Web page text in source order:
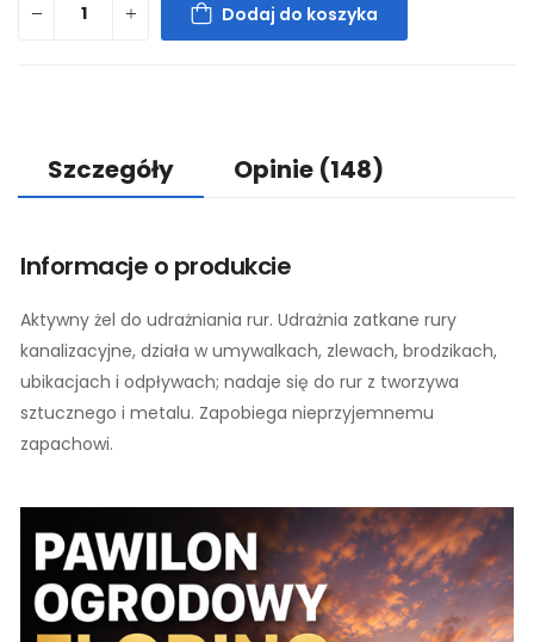
Dodaj do koszyka
Szczegóły Opinie (148)
Informacje o produkcie
Aktywny żel do udrażniania rur. Udrażnia zatkane rury
kanalizacyjne, działa w umywalkach, zlewach, brodzikach,
ubikacjach i odpływach; nadaje się do rur z tworzywa
sztucznego i metalu. Zapobiega nieprzyjemnemu
zapachowi.